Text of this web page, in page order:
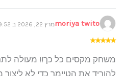
moriya twitoמרץ 22, 2026 ב 19:52
★
★
★
★
★
משחק מקסים כל כך!! מעולה
להוריד את הטיימר כדי לא